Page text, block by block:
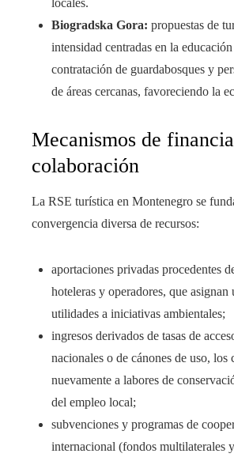
locales.
Biogradska Gora: propuestas de
intensidad centradas en la
contratación de guardabosques y
de áreas cercanas, favoreciendo la
Mecanismos de
colaboración
La RSE turística en Montenegro se
convergencia diversa de recursos:
aportaciones privadas procedentes
hoteleras y operadores, que asignan
utilidades a iniciativas ambientales;
ingresos derivados de tasas de
nacionales o de cánones de uso, los
nuevamente a labores de
del empleo local;
subvenciones y programas de
internacional (fondos multilaterales